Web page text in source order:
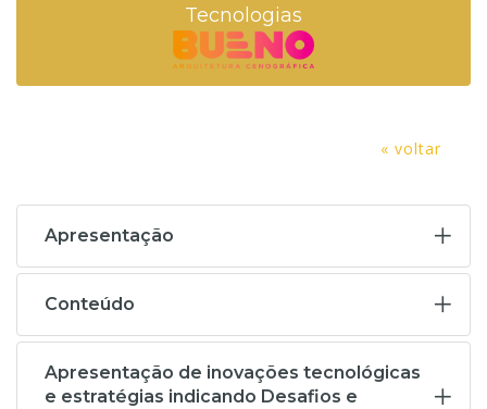
Tecnologias
« voltar
Apresentação
Conteúdo
Apresentação de inovações tecnológicas
e estratégias indicando Desafios e